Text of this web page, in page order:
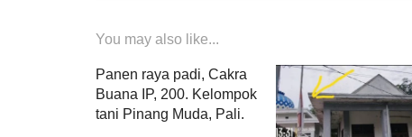
You may also like...
Panen raya padi, Cakra
Buana IP, 200. Kelompok
tani Pinang Muda, Pali.